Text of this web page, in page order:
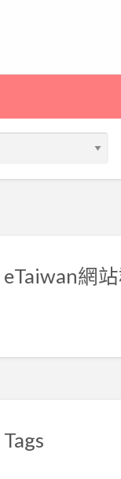
eTaiwan網
Tags